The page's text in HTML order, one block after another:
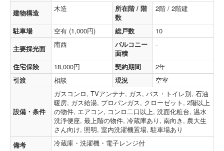
建物構造
木造
所在階 / 階
数
2階 / 2階建
駐車場 空有 (1,000円) 総戸数
10
主要採光面
南西
バルコニー
面積
-
住宅保険 18,000円 契約期間
2年
引渡
相談 現況 空室
設備・条件
ガスコンロ, TVアンテナ, ガス, バス・トイレ別, 石油
暖房, ガス給湯, プロパンガス, クローゼット, 2階以上
の物件, エアコン, コンロ二口以上, 洗面化粧台, 温水
洗浄便座, 最上階の物件, 冷蔵庫あり, 南向き, 農大生
さん向け, 照明, 室内洗濯機置場, 駐車場あり
備考
冷蔵庫・洗濯機・電子レンジ付